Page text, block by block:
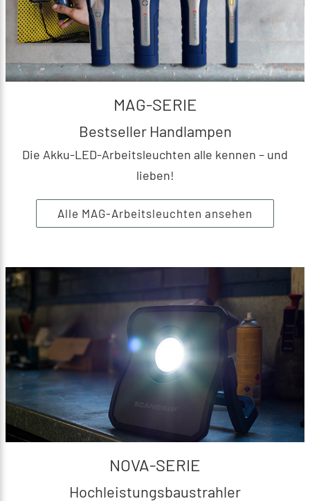
MAG-SERIE
Bestseller Handlampen
Die Akku-LED-Arbeitsleuchten alle kennen – und
lieben!
Alle MAG-Arbeitsleuchten ansehen
NOVA-SERIE
Hochleistungsbaustrahler